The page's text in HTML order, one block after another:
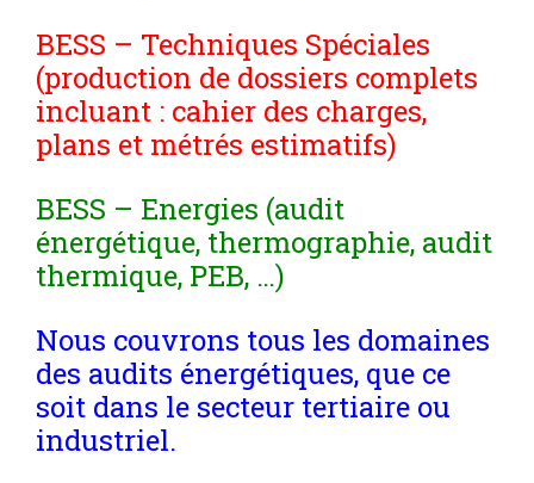
BESS – Techniques Spéciales
(production de dossiers complets
incluant : cahier des charges,
plans et métrés estimatifs)
BESS – Energies (audit
énergétique, thermographie, audit
thermique, PEB, …)
Nous couvrons tous les domaines
des audits énergétiques, que ce
soit dans le secteur tertiaire ou
industriel.